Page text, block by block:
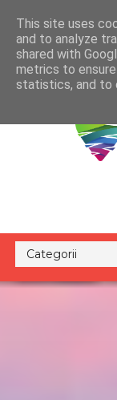
This site uses
and to analyze
shared with
metrics to
statistics, and to